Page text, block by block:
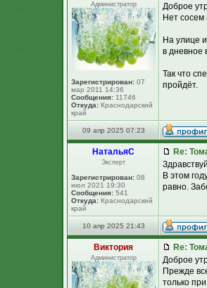
Администратор
Зарегистрирован: 07
мар 2011 14:36
Сообщения: 11746
Откуда: Краснодарский
край
Доброе
Нет сосем
На улице
в дневное
Так что
пройдёт.
09 апр 2025 07:23
НатальяС
Эксперт
Зарегистрирован: 08
июл 2021 19:30
Сообщения: 541
Откуда: Краснодарский
край
Re:
В этом
равно.
10 апр 2025 21:43
Виктория
Администратор
Re:
Доброе
Прежде
только